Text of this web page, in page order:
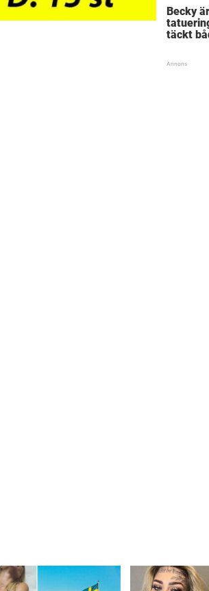
Becky
täckt